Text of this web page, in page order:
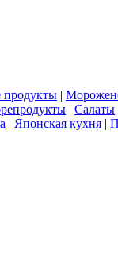
|
| Салаты
| Японская кухня |